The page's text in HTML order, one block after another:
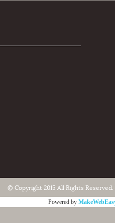
© Copyright 2015 All Rights
Powered by